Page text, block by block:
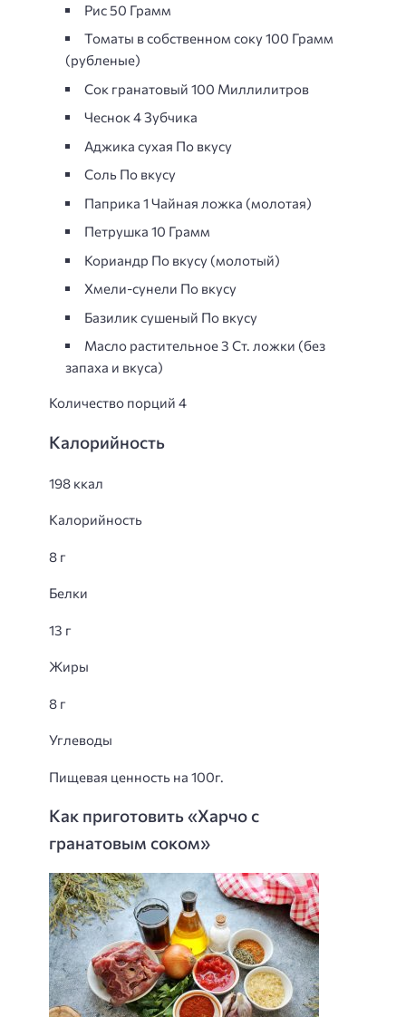
Рис 50 Грамм
Томаты в собственном соку 100 Грамм
(рубленые)
Сок гранатовый 100 Миллилитров
Чеснок 4 Зубчика
Аджика сухая По вкусу
Соль По вкусу
Паприка 1 Чайная ложка (молотая)
Петрушка 10 Грамм
Кориандр По вкусу (молотый)
Хмели-сунели По вкусу
Базилик сушеный По вкусу
Масло растительное 3 Ст. ложки (без
запаха и вкуса)
Количество порций 4
Калорийность
198 ккал
Калорийность
8 г
Белки
13 г
Жиры
8 г
Углеводы
Пищевая ценность на 100г.
Как приготовить «Харчо с
гранатовым соком»